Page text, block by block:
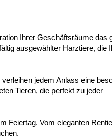
Ihrer Geschäftsräume das
ausgewählter Harztiere, die
jedem Anlass eine
Tieren, die perfekt zu jeder
Feiertag. Vom eleganten